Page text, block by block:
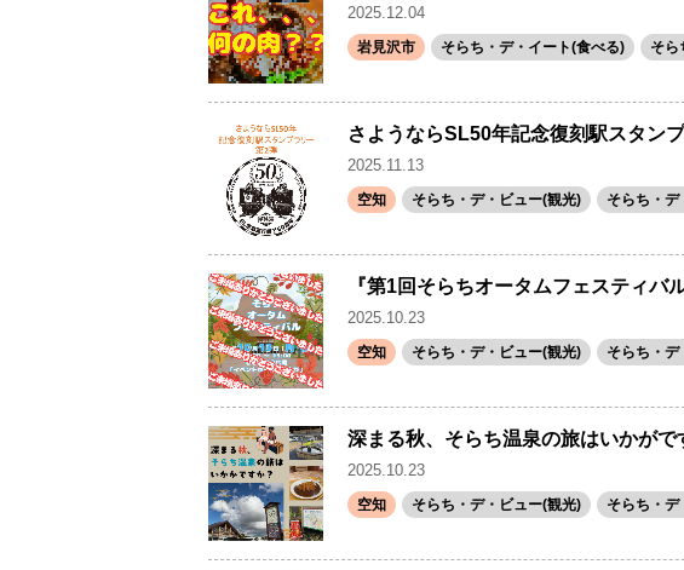
2025.12.04
岩見沢市 そらち・デ・イート(食べる) そら
さようならSL50年記念復刻駅スタン
2025.11.13
空知 そらち・デ・ビュー(観光) そらち・デ
『第1回そらちオータムフェスティバ
2025.10.23
空知 そらち・デ・ビュー(観光) そらち・デ
深まる秋、そらち温泉の旅はいかがで
2025.10.23
空知 そらち・デ・ビュー(観光) そらち・デ